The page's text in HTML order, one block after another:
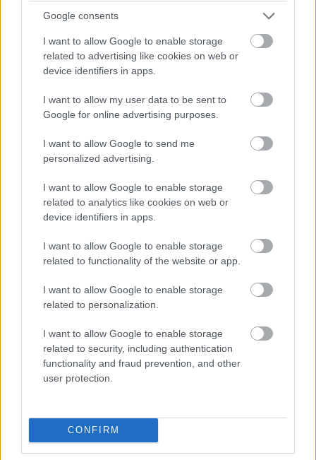
Google consents
I want to allow Google to enable storage
related to advertising like cookies on web or
device identifiers in apps.
I want to allow my user data to be sent to
Google for online advertising purposes.
I want to allow Google to send me
personalized advertising.
I want to allow Google to enable storage
related to analytics like cookies on web or
device identifiers in apps.
I want to allow Google to enable storage
related to functionality of the website or app.
I want to allow Google to enable storage
related to personalization.
I want to allow Google to enable storage
related to security, including authentication
functionality and fraud prevention, and other
user protection.
CONFIRM
Μιτάτο (καλύβα χτισμένη από πέτρες που συγκεντρώθηκαν τοπικά για να
το χωριό Ανώγεια, Ρέθυμνο.
Σητεία – Παγκόσμιο Γεωπάρκο UNESCO